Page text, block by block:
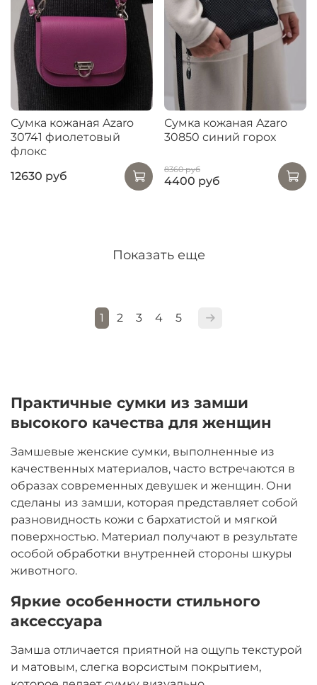
Сумка кожаная Azaro
30741 фиолетовый
флокс
12630 руб
Сумка кожаная Azaro
30850 синий горох
8360 руб
4400 руб
Показать еще
1 2 3 4 5
Практичные сумки из замши
высокого качества для женщин
Замшевые женские сумки, выполненные из
качественных материалов, часто встречаются в
образах современных девушек и женщин. Они
сделаны из замши, которая представляет собой
разновидность кожи с бархатистой и мягкой
поверхностью. Материал получают в результате
особой обработки внутренней стороны шкуры
животного.
Яркие особенности стильного
аксессуара
Замша отличается приятной на ощупь текстурой
и матовым, слегка ворсистым покрытием,